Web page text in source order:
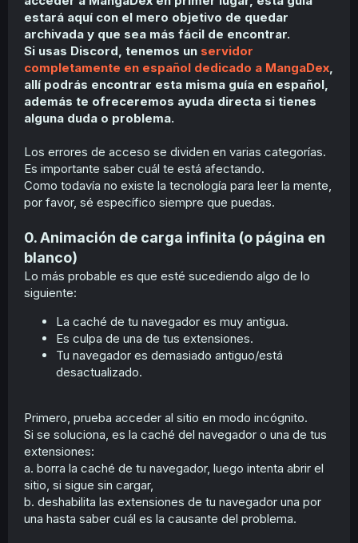
r
estará aquí con el mero objetivo de quedar
archivada y que sea más fácil de encontrar.
Si usas Discord, tenemos un servidor
completamente en español dedicado a MangaDex
allí podrás encontrar esta misma guía en español,
además te ofreceremos ayuda directa si tienes
alguna duda o problema.
Los errores de acceso se dividen en varias categorías.
Es importante saber cuál te está afectando.
Como todavía no existe la tecnología para leer la mente,
por favor, sé específico siempre que puedas.
0. Animación de carga infinita (o página en
blanco)
Lo más probable es que esté sucediendo algo de lo
siguiente:
La caché de tu navegador es muy antigua.
Es culpa de una de tus extensiones.
Tu navegador es demasiado antiguo/está
desactualizado.
Primero, prueba acceder al sitio en modo incógnito.
Si se soluciona, es la caché del navegador o una de tus
extensiones:
a. borra la caché de tu navegador, luego intenta abrir el
sitio, si sigue sin cargar,
b. deshabilita las extensiones de tu navegador una por
una hasta saber cuál es la causante del problema.